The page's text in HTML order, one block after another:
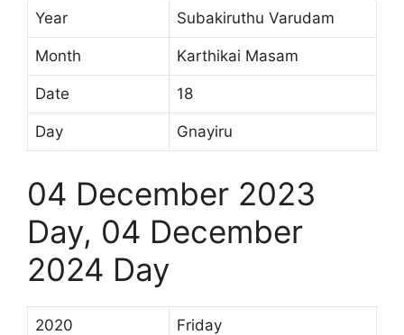
Year Subakiruthu Varudam
Month Karthikai Masam
Date 18
Day Gnayiru
04 December 2023
Day, 04 December
2024 Day
2020 Friday